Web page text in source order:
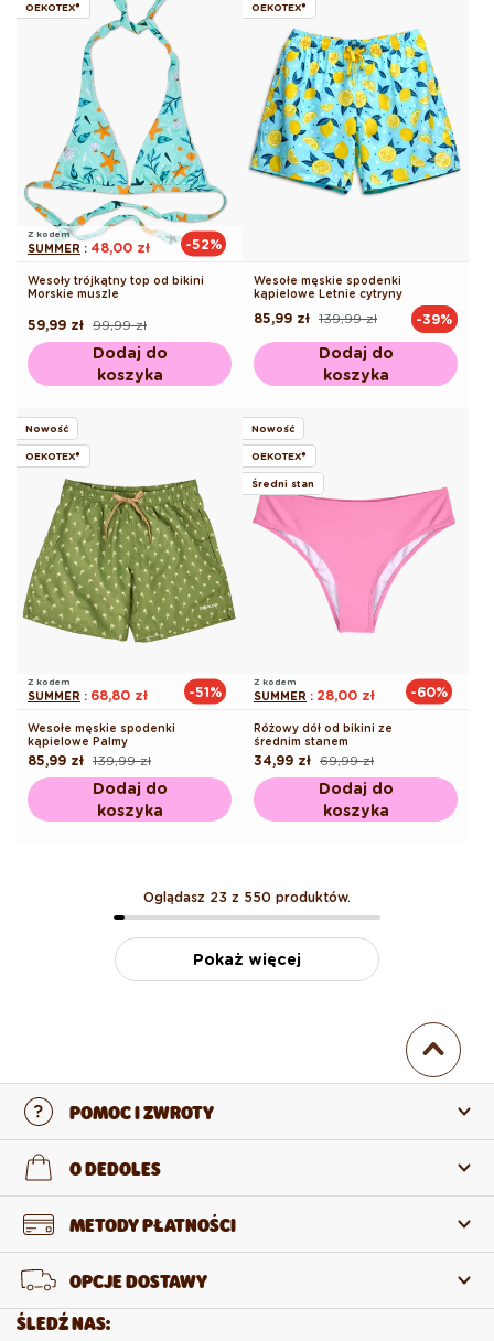
OEKOTEX®
Z kodem
SUMMER : 48,00 zł -52%
Wesoły trójkątny top od bikini
Morskie muszle
Cena
regularna
99,99 zł
Cena
promocyjna
59,99 zł
Dodaj do
koszyka
OEKOTEX®
Wesołe męskie spodenki
kąpielowe Letnie cytryny
Cena
139,99 zł
Cena
85,99 zł -39%
Dodaj do
koszyka
Nowość
OEKOTEX®
Z kodem
SUMMER : 68,80 zł -51%
Wesołe męskie spodenki
kąpielowe Palmy
Cena
regularna
139,99 zł
Cena
promocyjna
85,99 zł
Dodaj do
koszyka
Nowość
OEKOTEX®
Średni stan
Z kodem
SUMMER : 28,00 zł -60%
Różowy dół od bikini ze
średnim stanem
Cena
regularna
69,99 zł
Cena
promocyjna
34,99 zł
Dodaj do
koszyka
Oglądasz 23 z 550 produktów.
Pokaż więcej
POMOC I ZWROTY
Skontaktuj się z nami
Zwroty i reklamacje
Odstąpienie od umowy
O DEDOLES
O nas
Sprzedaż hurtowa
METODY PŁATNOŚCI
OPCJE DOSTAWY
ŚLEDŹ NAS: